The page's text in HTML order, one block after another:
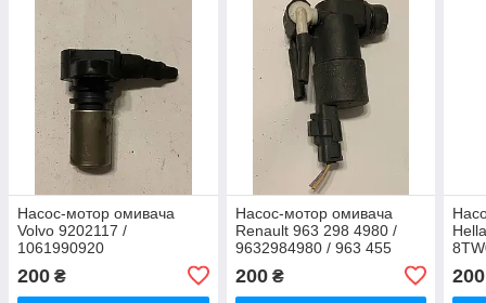
Насос-мотор омивача
Volvo 9202117 /
1061990920
200 ₴
Насос-мотор омивача
Renault 963 298 4980 /
9632984980 / 963 455
8200194414
200₴ 200